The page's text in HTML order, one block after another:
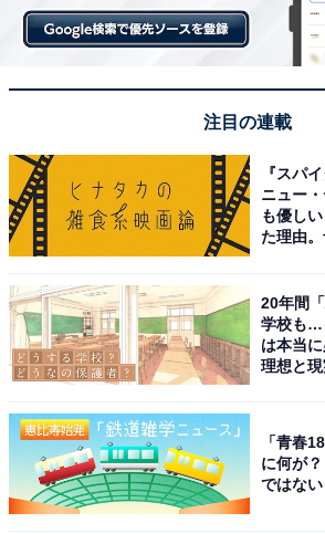
艦ヤマトと乗組員がはるか彼方にある
ルへと向かうアドベンチャー作品で
回答者からは、「話が雄大で最後ま
とっては壮大なテーマに驚かされた
（58歳男性）」「アニメから入った
長時間、立ち読みしていた記憶が強
き込まれました（38歳男性）」など
ストーリーの壮大さに驚いたとの声
さらに、「ストーリーにロマンが一番
（52歳男性）」「やはり地球を守るた
マンが最高だと思う（54歳女性）」
に、人類滅亡を防ぐという共通目的
じめとした乗組員達の一体感が好きだ
注目の連載
『スパ
ニュー
も優し
た理由
20年間
学校も…
は本当
理想と
「青春
に何が
ではない